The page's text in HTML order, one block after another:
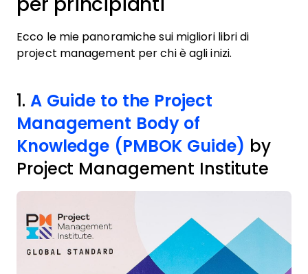
per principianti
Ecco le mie panoramiche sui migliori libri di
project management per chi è agli inizi.
1. A Guide to the Project
Management Body of
Knowledge (PMBOK Guide) by
Project Management Institute